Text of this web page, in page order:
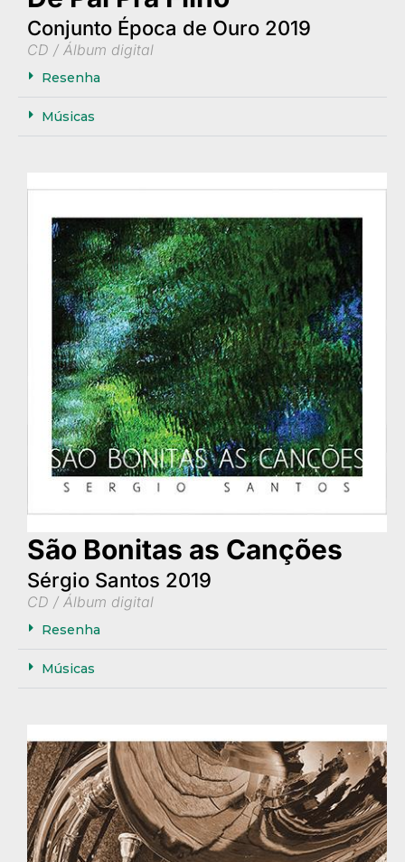
Conjunto Época de Ouro 2019
CD / Álbum digital
Resenha
Músicas
São Bonitas as Canções
Sérgio Santos 2019
CD / Álbum digital
Resenha
Músicas